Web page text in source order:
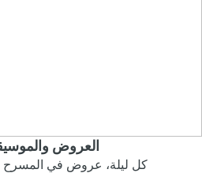
العروض
كل ليلة، عروض في المسرح